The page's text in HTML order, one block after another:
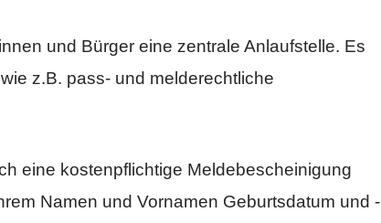
und Bürger eine zentrale Anlaufstelle. Es
z.B. pass- und melderechtliche
eine kostenpflichtige Meldebescheinigung
Namen und Vornamen Geburtsdatum und -